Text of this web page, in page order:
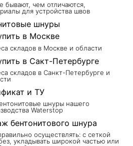
бывают, чем отличаются,
для устройства швов
шнуры
в Москве
складов в Москве и области
в Сакт-Петербурге
складов в Санкт-Петербурге и
и ТУ
шнуры нашего
Waterstop
бентонитового шнура
осуществлять: с сеткой
укладывать широкой частью или